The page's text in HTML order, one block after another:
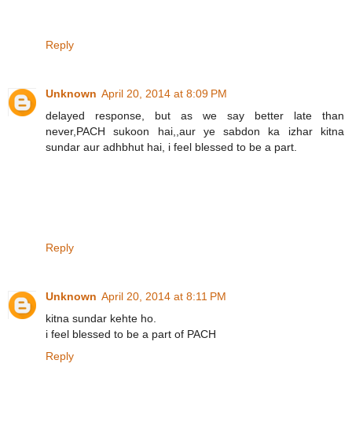
Reply
Unknown April 20, 2014 at 8:09 PM
delayed response, but as we say better late than
never,PACH sukoon hai,,aur ye sabdon ka izhar kitna
sundar aur adhbhut hai, i feel blessed to be a part.
Reply
Unknown April 20, 2014 at 8:11 PM
kitna sundar kehte ho.
i feel blessed to be a part of PACH
Reply